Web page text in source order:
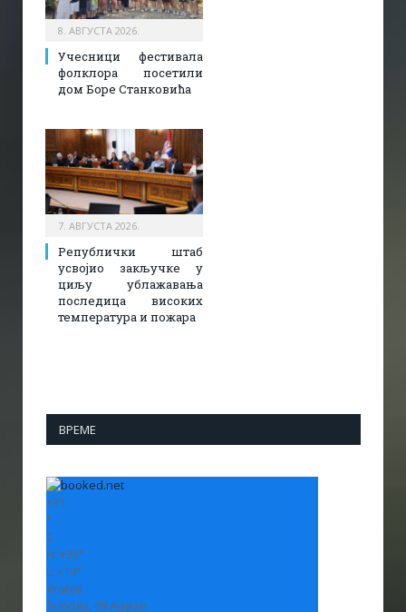
8. АВГУСТА 2026.
Учесници фестивала
фолклора посетили
дом Боре Станковића
7. АВГУСТА 2026.
Републички штаб
усвојио закључке у
циљу ублажавања
последица високих
температура и пожара​
ВРЕМЕ
+31
°
C
H: +33°
L: +19°
Vranje
Sunday, 09 August